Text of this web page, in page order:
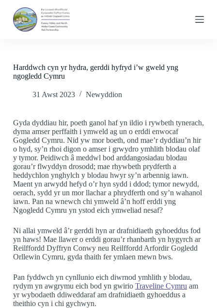
k
o
n
Harddwch cyn yr hydra, gerddi hyfryd i’w gweld yng
ngogledd Cymru
31 Awst 2023 Newyddion
Gyda dyddiau hir, poeth ganol haf yn ildio i rywbeth tynerach,
dyma amser perffaith i ymweld ag un o erddi enwocaf
Gogledd Cymru. Nid yw mor boeth, ond mae’r dyddiau’n hir
o hyd, sy’n rhoi digon o amser i grwydro ymhlith blodau olaf
y tymor. Peidiwch â meddwl bod arddangosiadau blodau
gorau’r flwyddyn drosodd; mae rhywbeth prydferth a
heddychlon ynghylch y blodau hwyr sy’n arbennig iawn.
Maent yn arwydd hefyd o’r hyn sydd i ddod; tymor newydd,
oerach, sydd yr un mor llachar a phrydferth ond sy’n wahanol
iawn. Pan na wnewch chi ymweld â’n hoff erddi yng
Ngogledd Cymru yn ystod eich ymweliad nesaf?
Ni allai ymweld â’r gerddi hyn ar drafnidiaeth gyhoeddus fod
yn haws! Mae llawer o erddi gorau’r rhanbarth yn hygyrch ar
Reilffordd Dyffryn Conwy neu Reilffordd Arfordir Gogledd
Orllewin Cymru, gyda thaith fer ymlaen mewn bws.
Pan fyddwch yn cynllunio eich diwrnod ymhlith y blodau,
rydym yn awgrymu eich bod yn gwirio Traveline Cymru am
yr wybodaeth ddiweddaraf am drafnidiaeth gyhoeddus a
theithio cyn i chi gychwyn.